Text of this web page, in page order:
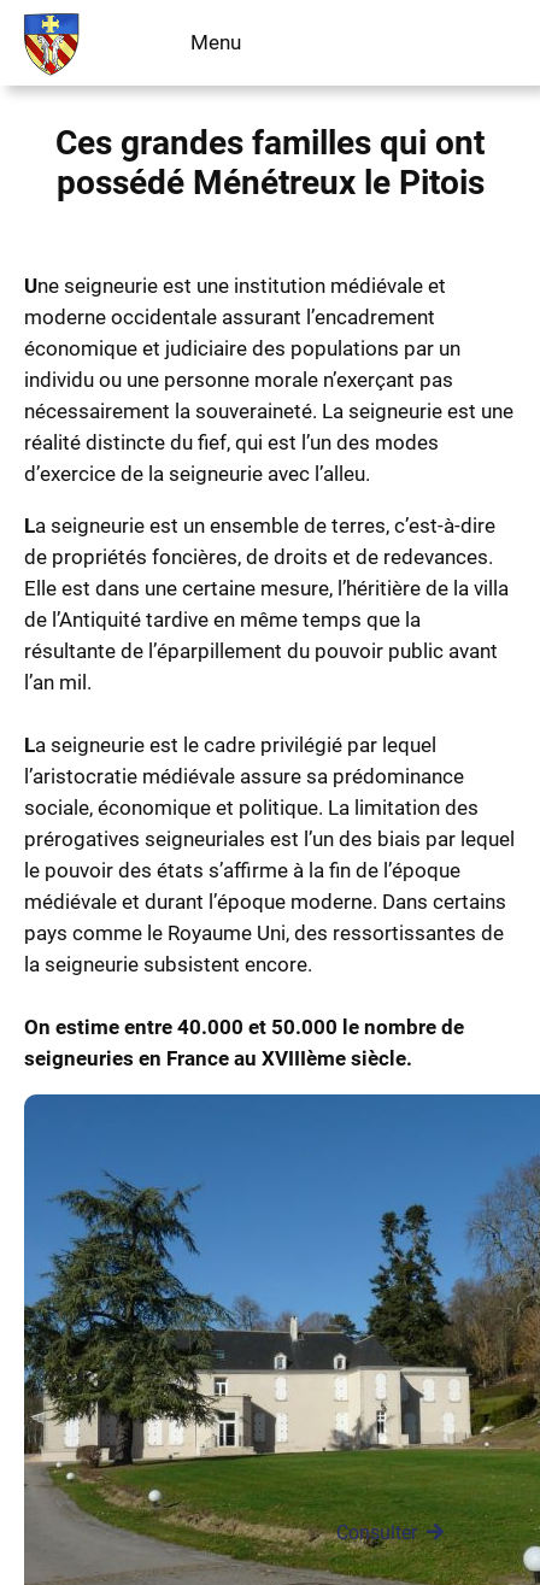
Aller
contenu
Menu
Ces grandes familles qui ont
possédé Ménétreux le Pitois
Une seigneurie est une institution médiévale et
moderne occidentale assurant l’encadrement
économique et judiciaire des populations par un
individu ou une personne morale n’exerçant pas
nécessairement la souveraineté. La seigneurie est une
réalité distincte du fief, qui est l’un des modes
d’exercice de la seigneurie avec l’alleu.
La seigneurie est un ensemble de terres, c’est-à-dire
de propriétés foncières, de droits et de redevances.
Elle est dans une certaine mesure, l’héritière de la villa
de l’Antiquité tardive en même temps que la
résultante de l’éparpillement du pouvoir public avant
l’an mil.
La seigneurie est le cadre privilégié par lequel
l’aristocratie médiévale assure sa prédominance
sociale, économique et politique. La limitation des
prérogatives seigneuriales est l’un des biais par lequel
le pouvoir des états s’affirme à la fin de l’époque
médiévale et durant l’époque moderne. Dans certains
pays comme le Royaume Uni, des ressortissantes de
la seigneurie subsistent encore.
On estime entre 40.000 et 50.000 le nombre de
seigneuries en France au XVIIIème siècle.
Les anciennes
familles de
Ménétreux
Parmi les plus
anciennes familles
de Ménétreux, les
RIVEL ou RIVEAU,
ont droit de
priorité.…
Consulter